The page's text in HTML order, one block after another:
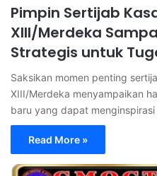
Pimpin Sertijab
XIII/Merdeka
Strategis untuk
Saksikan momen penting
XIII/Merdeka menyampaikan
baru yang dapat
Read More »